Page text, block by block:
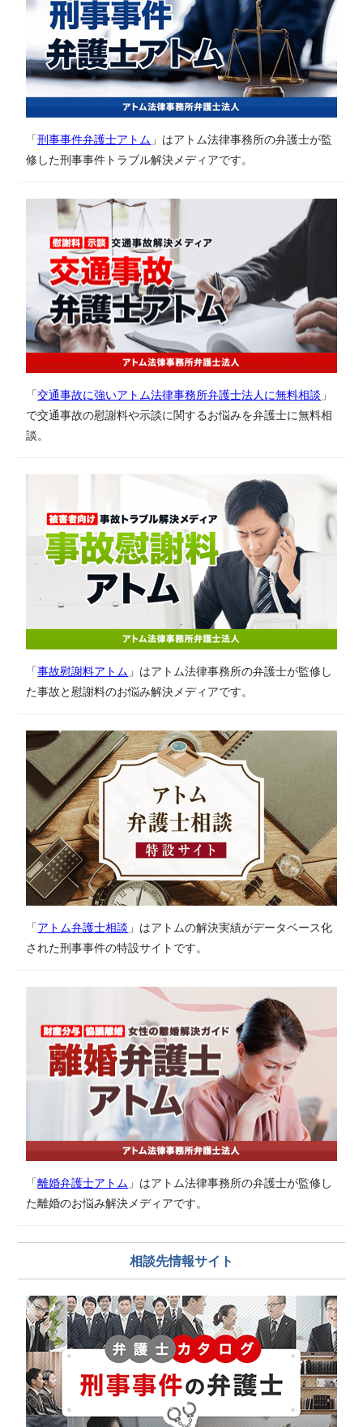
「刑事事件弁護士アトム 」はアトム法律事務所の弁護士が監
修した刑事事件トラブル解決メディアです。
「交通事故に強いアトム法律事務所弁護士法人に無料相談 」
で交通事故の慰謝料や示談に関するお悩みを弁護士に無料相
談。
「事故慰謝料アトム 」はアトム法律事務所の弁護士が監修し
た事故と慰謝料のお悩み解決メディアです。
「 アトム弁護士相談 」はアトムの解決実績がデータベース化
された刑事事件の特設サイトです。
「離婚弁護士アトム 」はアトム法律事務所の弁護士が監修し
た離婚のお悩み解決メディアです。
相談先情報サイト